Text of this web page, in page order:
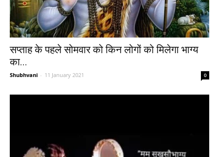
सप्ताह के पहले सोमवार को किन लोगों को मिलेगा भाग्य
का...
Shubhvani - 11 January 2021 0